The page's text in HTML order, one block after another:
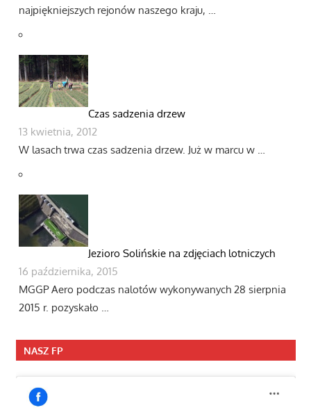
najpiękniejszych rejonów naszego kraju, …
Czas sadzenia drzew
13 kwietnia, 2012
W lasach trwa czas sadzenia drzew. Już w marcu w …
Jezioro Solińskie na zdjęciach lotniczych
16 października, 2015
MGGP Aero podczas nalotów wykonywanych 28 sierpnia
2015 r. pozyskało …
NASZ FP